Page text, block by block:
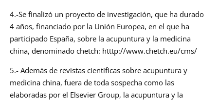
4.-Se finalizó un proyecto de investigación, que ha durado
4 años, financiado por la Unión Europea, en el que ha
participado España, sobre la acupuntura y la medicina
china, denominado chetch: htttp://www.chetch.eu/cms/
5.- Además de revistas científicas sobre acupuntura y
medicina china, fuera de toda sospecha como las
elaboradas por el Elsevier Group, la acupuntura y la